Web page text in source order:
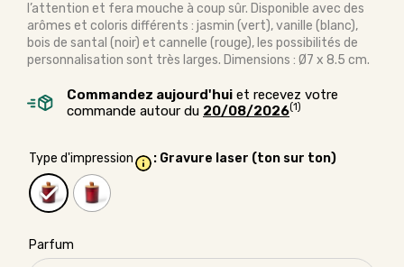
l’attention et fera mouche à coup sûr. Disponible avec des
arômes et coloris différents : jasmin (vert), vanille (blanc),
bois de santal (noir) et cannelle (rouge), les possibilités de
personnalisation sont très larges. Dimensions : Ø7 x 8.5 cm.
Commandez aujourd'hui et recevez votre
commande autour du 20/08/2026(1)
Type d'impression : Gravure laser (ton sur ton)
Parfum